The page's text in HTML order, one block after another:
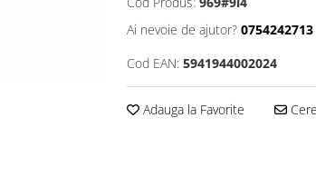
Ai nevoie de ajutor? 0754242713
Cod EAN: 5941944002024
Adauga la Favorite